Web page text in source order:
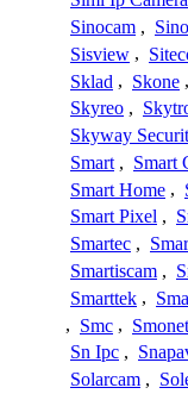
Sinocam ,
Sisview ,
Sklad , Skone ,
Skyreo ,
Skyway
Smart , Smart
Smart Home ,
Smart Pixel ,
Smartec ,
Smartiscam ,
Smarttek ,
, Smc , Smonet
Sn Ipc ,
Solarcam ,